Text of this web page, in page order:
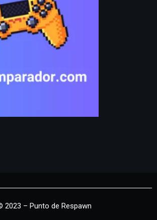
2023 – Punto de Respawn